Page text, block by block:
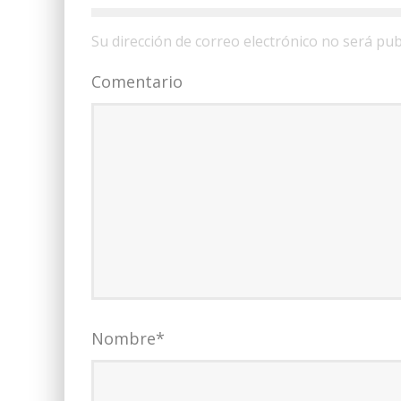
Su dirección de correo electrónico no será
Comentario
Nombre*